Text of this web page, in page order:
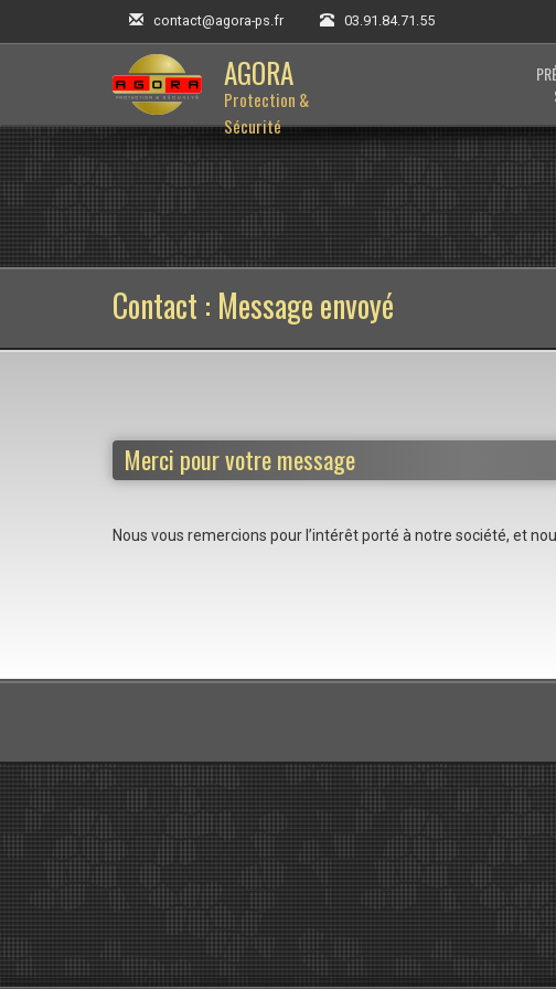
contact@agora-ps.fr 03.91.84.71.55
AGORA
Protection &
Sécurité
Contact : Message envoyé
Merci pour votre message
Nous vous remercions pour l’intérêt porté à notre société, et